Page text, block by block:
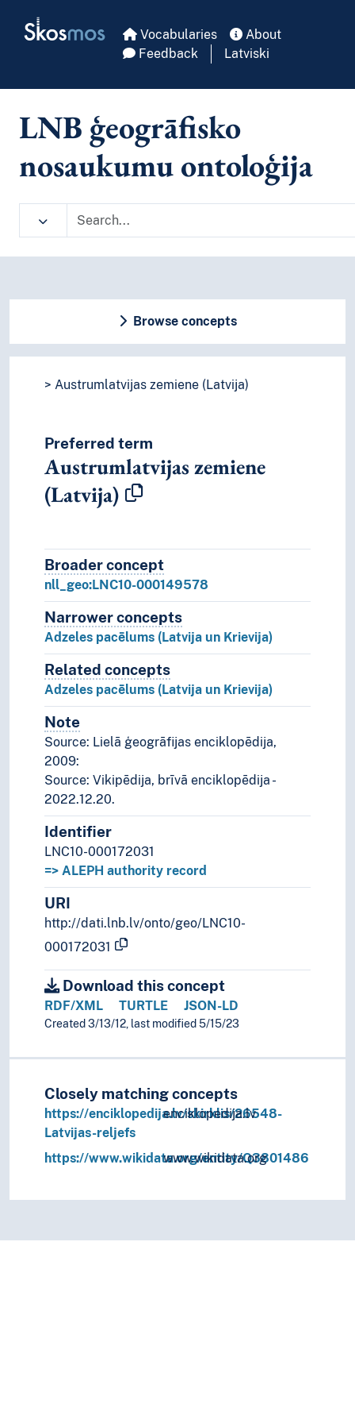
Skosmos Vocabularies
About
Feedback
Latviski
LNB ģeogrāfisko
nosaukumu ontoloģija
Browse concepts
Austrumlatvijas zemiene (Latvija)
Preferred term
Austrumlatvijas zemiene
(Latvija)
Broader conceptBroader concept
nll_geo:LNC10-000149578
Narrower conceptsNarrower concepts.
Adzeles pacēlums (Latvija un Krievija)
Related conceptsConcepts related to this
Adzeles pacēlums (Latvija un Krievija)
NoteNotes
Source: Lielā ģeogrāfijas enciklopēdija,
2009:
Source: Vikipēdija, brīvā enciklopēdija -
2022.12.20.
Identifier
LNC10-000172031
=> ALEPH authority record
URI
http://dati.lnb.lv/onto/geo/LNC10-
000172031
Download this concept
RDF/XML TURTLE JSON-LD
Created 3/13/12, last modified 5/15/23
Closely matching concepts
https://enciklopedija.lv/skirklis/26548-
Latvijas-reljefs
enciklopedija.lv
https://www.wikidata.org/entity/Q3801486
www.wikidata.org